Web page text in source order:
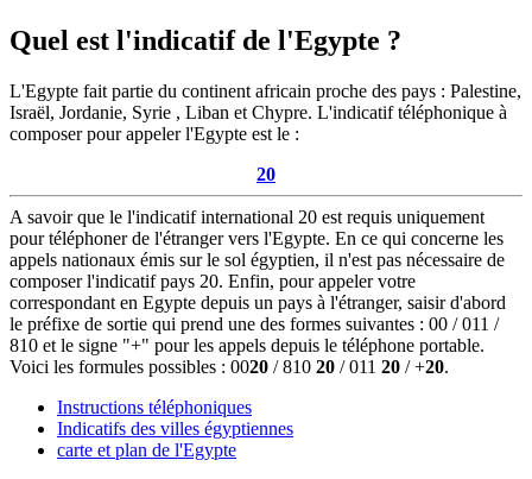
Quel est l'indicatif de l'Egypte ?
L'Egypte fait partie du continent africain proche des pays : Palestine,
Israël, Jordanie, Syrie , Liban et Chypre. L'indicatif téléphonique à
composer pour appeler l'Egypte est le :
20
A savoir que le l'indicatif international 20 est requis uniquement
pour téléphoner de l'étranger vers l'Egypte. En ce qui concerne les
appels nationaux émis sur le sol égyptien, il n'est pas nécessaire de
composer l'indicatif pays 20. Enfin, pour appeler votre
correspondant en Egypte depuis un pays à l'étranger, saisir d'abord
le préfixe de sortie qui prend une des formes suivantes : 00 / 011 /
810 et le signe "+" pour les appels depuis le téléphone portable.
Voici les formules possibles : 0020 / 810 20 / 011 20 / +20.
Instructions téléphoniques
Indicatifs des villes égyptiennes
carte et plan de l'Egypte